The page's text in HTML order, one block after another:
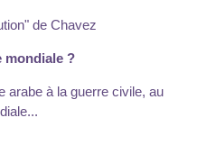
de Chavez
mondiale ?
arabe à la guerre civile, au